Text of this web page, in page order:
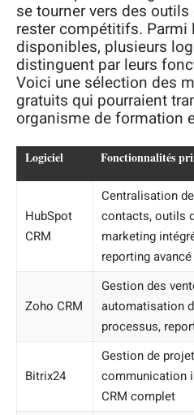
se tourner vers des
rester compétitifs. Parmi
disponibles, plusieurs
distinguent par leurs
Voici une sélection des
gratuits qui pourraient
organisme de formation
Logiciel Fonctionnalités
HubSpot
CRM
Centralisation
contacts, outils
marketing
reporting avancé
Zoho CRM
Gestion des
automatisation
processus,
Bitrix24
Gestion de
communication
CRM complet